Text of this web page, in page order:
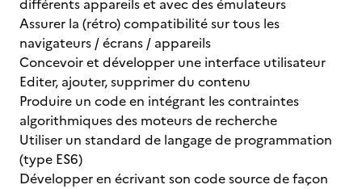
différents appareils et avec des émulateurs
Assurer la (rétro) compatibilité sur tous les
navigateurs / écrans / appareils
Concevoir et développer une interface utilisateur
Editer, ajouter, supprimer du contenu
Produire un code en intégrant les contraintes
algorithmiques des moteurs de recherche
Utiliser un standard de langage de programmation
(type ES6)
Développer en écrivant son code source de façon